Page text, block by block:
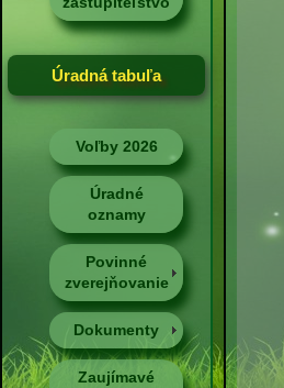
Úradná tabuľa
Voľby 2026
Úradné
oznamy
Povinné
zverejňovanie
Dokumenty
Zaujímavé